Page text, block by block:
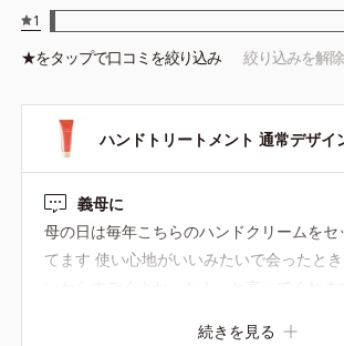
1
★をタップで口コミを絞り込み 絞り込みを解
ハンドトリートメント 通常デザイ
義母に
母の日は毎年こちらのハンドクリームをセ
てます 使い心地がいいみたいで会ったと
続きを見る